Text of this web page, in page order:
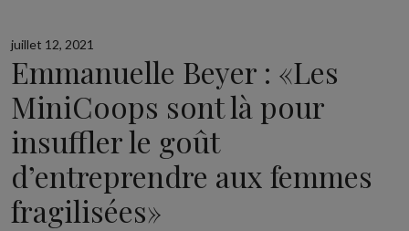
juillet 12, 2021
Emmanuelle Beyer : «Les
MiniCoops sont là pour
insuffler le goût
d’entreprendre aux femmes
fragilisées»